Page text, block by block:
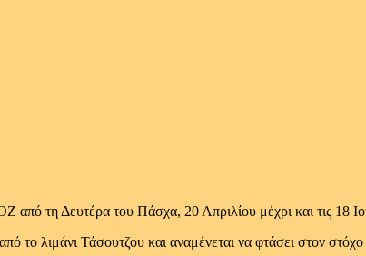
από τη Δευτέρα του Πάσχα, 20 Απριλίου μέχρι και τις 18
λιμάνι Τάσουτζου και αναμένεται να φτάσει στον